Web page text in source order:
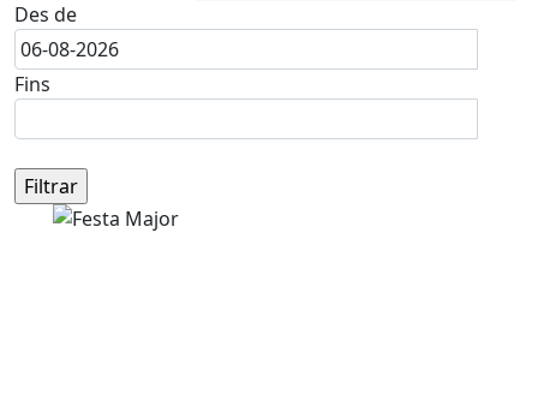
Des de
Fins